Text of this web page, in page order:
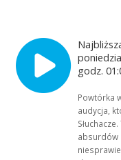
godz.
Powtórka
audycja,
absurdów